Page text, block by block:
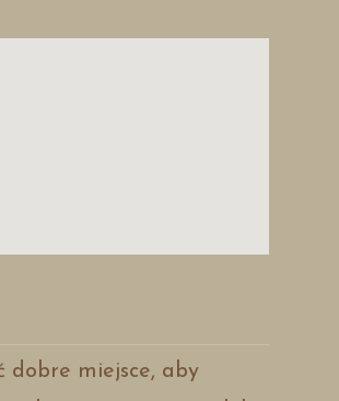
dobre miejsce, aby